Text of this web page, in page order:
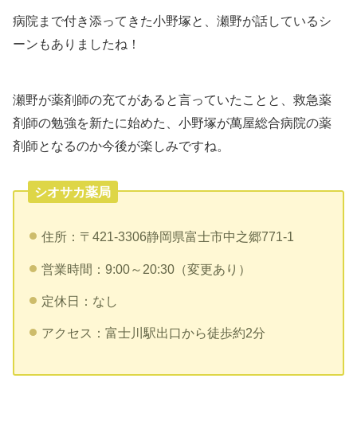
病院まで付き添ってきた小野塚と、瀬野が話しているシ
ーンもありましたね！
瀬野が薬剤師の充てがあると言っていたことと、救急薬
剤師の勉強を新たに始めた、小野塚が萬屋総合病院の薬
剤師となるのか今後が楽しみですね。
シオサカ薬局
住所：〒421-3306静岡県富士市中之郷771-1
営業時間：9:00～20:30（変更あり）
定休日：なし
アクセス：富士川駅出口から徒歩約2分